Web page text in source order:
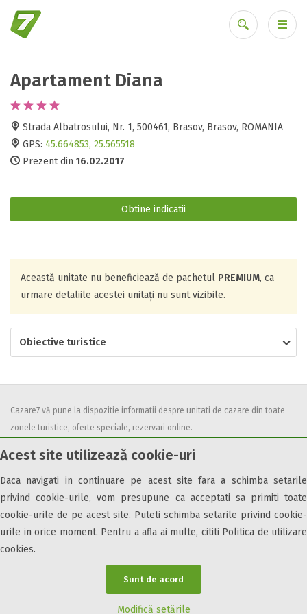
Acest site utilizează cookie-uri
Daca navigati in continuare pe acest site fara a schimba setarile
privind cookie-urile, vom presupune ca acceptati sa primiti toate
cookie-urile de pe acest site. Puteti schimba setarile privind cookie-
urile in orice moment. Pentru a afla ai multe, cititi Politica de utilizare
cookies.
Sunt de acord
Modifică setările
Apartament Diana
Strada Albatrosului, Nr. 1, 500461, Brasov, Brasov, ROMANIA
GPS: 45.664853, 25.565518
Prezent din 16.02.2017
Obtine indicatii
Această unitate nu beneficiează de pachetul PREMIUM, ca
urmare detaliile acestei unitați nu sunt vizibile.
Obiective turistice
Cazare7 vă pune la dispozitie informatii despre unitati de cazare din toate
zonele turistice, oferte speciale, rezervari online.
condițiile de utilizare.
Informații utile Parteneri Cazare7